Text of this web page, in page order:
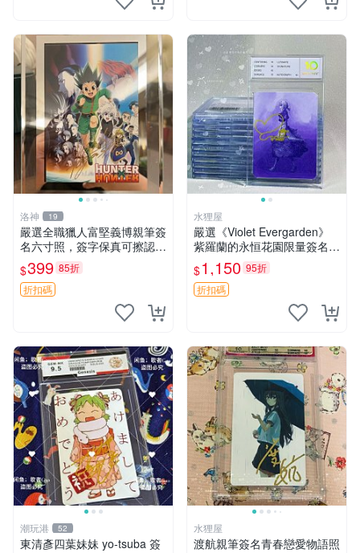
洛神 19
嚴選全職獵人富堅義博親筆簽
名六寸照，簽字保真可擦認，
全新收藏好物，限量發售 全
職獵人 富堅義博 簽名照片
$399 85折
折扣碼
水狸屋
嚴選《Violet Evergarden》
紫羅蘭的永恒花園限量簽名
卡，3寸帶原裝卡磚 日本中古
收藏推薦 薇爾莉特 曜佳奈 筆
記本
$1,150 95折
折扣碼
潮玩港 52
東清彥四葉妹妹 yo-tsuba 簽
水狸屋
渡航親筆簽名青春戀愛物語照